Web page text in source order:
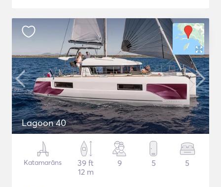
Lagoon 40
Katamarāns
39 ft
12 m
9 5 5